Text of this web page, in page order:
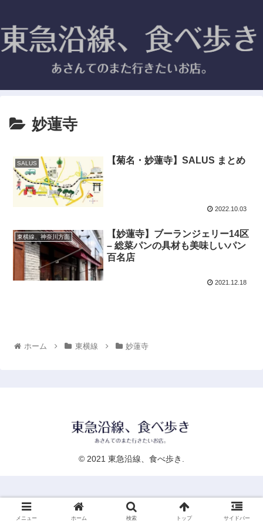
妙蓮寺
SALUS 【菊名・妙蓮寺】SALUS まとめ
2022.10.03
東横線、神奈川方面
【妙蓮寺】ブーランジェリー14区
– 総菜パンの具材も美味しいパン
百名店
2021.12.18
ホーム 東横線 妙蓮寺
© 2021 東急沿線、食べ歩き.
メニュー ホーム 検索 トップ サイドバー